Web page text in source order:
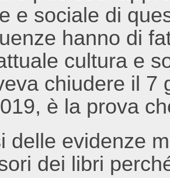
e sociale di
hanno di
cultura e
chiudere il 7
è la prova
delle evidenze
dei libri